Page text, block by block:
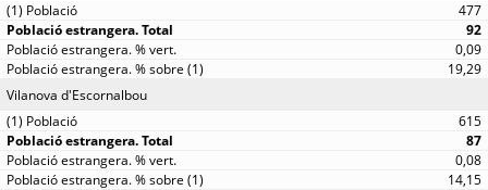
477
92
0,09
19,29
Vilanova d'Escornalbou
615
87
0,08
14,15